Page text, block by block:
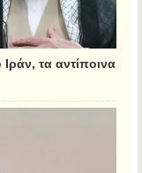
τα αντίποινα